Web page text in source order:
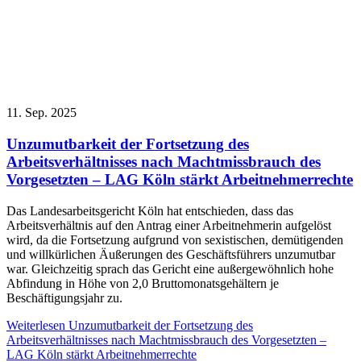
11. Sep. 2025
Unzumutbarkeit der Fortsetzung des
Arbeitsverhältnisses nach Machtmissbrauch des
Vorgesetzten – LAG Köln stärkt Arbeitnehmerrechte
Das Landesarbeitsgericht Köln hat entschieden, dass das
Arbeitsverhältnis auf den Antrag einer Arbeitnehmerin aufgelöst
wird, da die Fortsetzung aufgrund von sexistischen, demütigenden
und willkürlichen Äußerungen des Geschäftsführers unzumutbar
war. Gleichzeitig sprach das Gericht eine außergewöhnlich hohe
Abfindung in Höhe von 2,0 Bruttomonatsgehältern je
Beschäftigungsjahr zu.
Weiterlesen Unzumutbarkeit der Fortsetzung des
Arbeitsverhältnisses nach Machtmissbrauch des Vorgesetzten –
LAG Köln stärkt Arbeitnehmerrechte